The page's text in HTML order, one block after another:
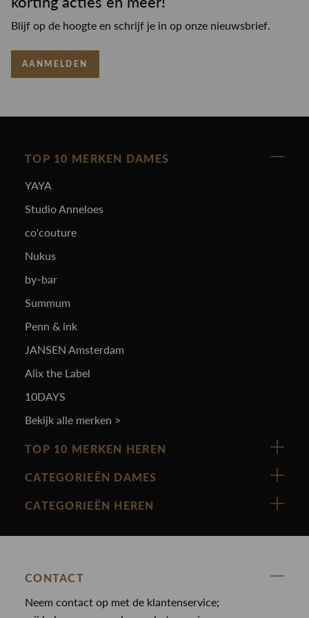
Blijf op de hoogte en schrijf je in op onze nieuwsbrief.
AANMELDEN
TOP 10 MERKEN DAMES
YAYA
Studio Anneloes
co'couture
Nukus
by-bar
Summum
Penn & ink
JANSEN Amsterdam
Alix the Label
10DAYS
Bekijk alle merken >
TOP 10 MERKEN HEREN
Vanguard
Cast Iron
CATEGORIEËN DAMES
Nieuw binnen
Blouses
Broeken
CATEGORIEËN HEREN
Broeken
Colberts
CONTACT
Neem contact op met de klantenservice;